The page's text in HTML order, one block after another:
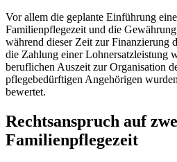
Vor allem die geplante Einführung
Familienpflegezeit und die
während dieser Zeit zur Finanzierung
die Zahlung einer Lohnersatzleistung
beruflichen Auszeit zur Organisation
pflegebedürftigen Angehörigen
bewertet.
Rechtsanspruch auf
Familienpflegezeit